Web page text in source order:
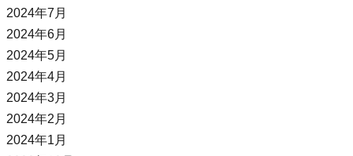
2024年7月
2024年6月
2024年5月
2024年4月
2024年3月
2024年2月
2024年1月